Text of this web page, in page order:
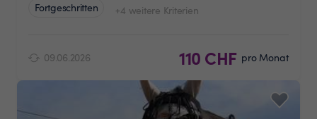
Fortgeschritten
+4 weitere Kriterien
09.06.2026 110 CHF pro Monat